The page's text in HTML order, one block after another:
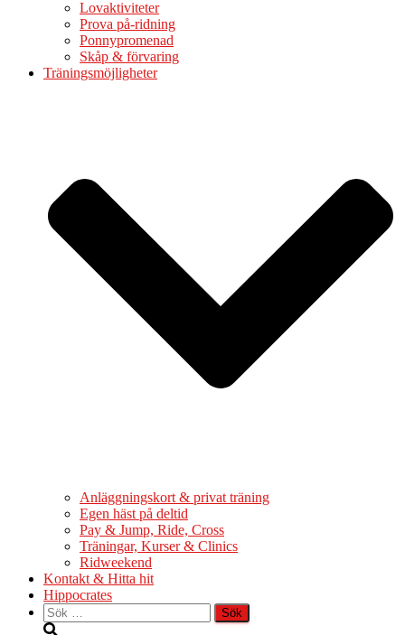
Lovaktiviteter
Prova på-ridning
Ponnypromenad
Skåp & förvaring
Träningsmöjligheter
Anläggningskort & privat träning
Egen häst på deltid
Pay & Jump, Ride, Cross
Träningar, Kurser & Clinics
Ridweekend
Kontakt & Hitta hit
Hippocrates
Sök
efter: